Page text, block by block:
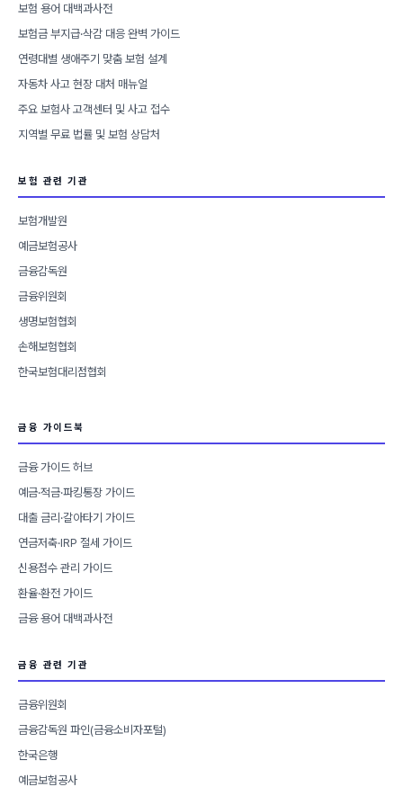
보험 용어 대백과사전
보험금 부지급·삭감 대응 완벽 가이드
연령대별 생애주기 맞춤 보험 설계
자동차 사고 현장 대처 매뉴얼
주요 보험사 고객센터 및 사고 접수
지역별 무료 법률 및 보험 상담처
보험 관련 기관
보험개발원
예금보험공사
금융감독원
금융위원회
생명보험협회
손해보험협회
한국보험대리점협회
금융 가이드북
금융 가이드 허브
예금·적금·파킹통장 가이드
대출 금리·갈아타기 가이드
연금저축·IRP 절세 가이드
신용점수 관리 가이드
환율·환전 가이드
금융 용어 대백과사전
금융 관련 기관
금융위원회
금융감독원 파인(금융소비자포털)
한국은행
예금보험공사